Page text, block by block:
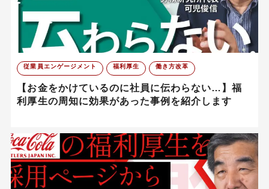
従業員エンゲージメント 福利厚生 働き方改革
【お金をかけているのに社員に伝わらない…】福
利厚生の周知に効果があった事例を紹介します